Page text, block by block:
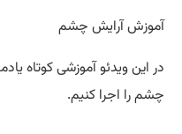
آموزش آرایش چشم
در این ویدئو آموزشی کوتاه
چشم را اجرا کنیم.